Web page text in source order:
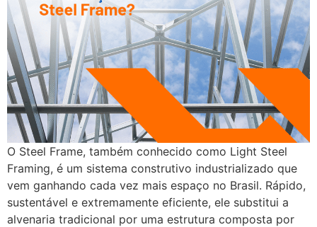
O Steel Frame, também conhecido como Light Steel
Framing, é um sistema construtivo industrializado que
vem ganhando cada vez mais espaço no Brasil. Rápido,
sustentável e extremamente eficiente, ele substitui a
alvenaria tradicional por uma estrutura composta por